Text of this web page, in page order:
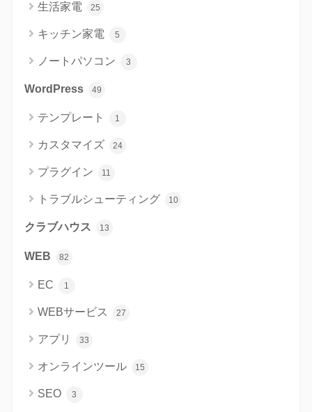
生活家電 25
キッチン家電 5
ノートパソコン 3
WordPress 49
テンプレート 1
カスタマイズ 24
プラグイン 11
トラブルシューティング 10
クラブハウス 13
WEB 82
EC 1
WEBサービス 27
アプリ 33
オンラインツール 15
SEO 3